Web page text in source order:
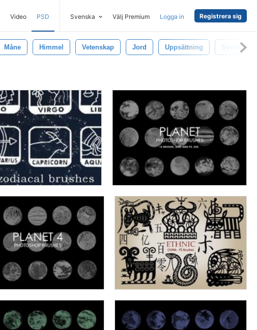
Video PSD Svenska Välj Premium Logga in Registrera sig
Måne Himmel Vetenskap Jord Uppsättning Systemet